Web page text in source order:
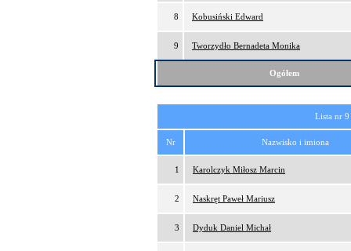
8 Kobusiński Edward
9 Tworzydło Bernadeta Monika
Ogółem
Lista nr
Nr Nazwisko i imiona
1 Karolczyk Miłosz Marcin
2 Naskręt Paweł Mariusz
3 Dyduk Daniel Michał